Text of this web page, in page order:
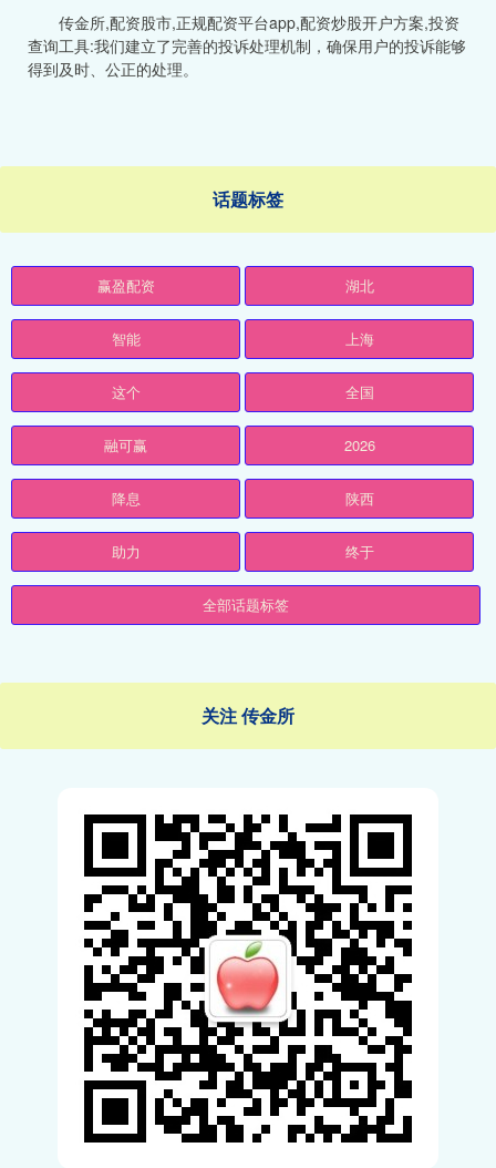
传金所,配资股市,正规配资平台app,配资炒股开户方案,投资
查询工具:我们建立了完善的投诉处理机制，确保用户的投诉能够
得到及时、公正的处理。
话题标签
赢盈配资 湖北
智能 上海
这个 全国
融可赢 2026
降息 陕西
助力 终于
全部话题标签
关注 传金所